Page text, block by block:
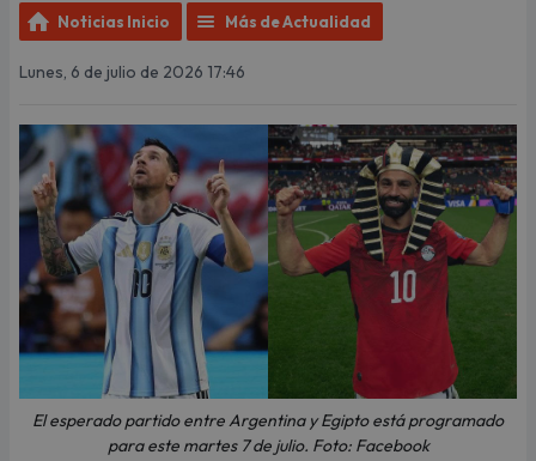
Noticias Inicio Más de Actualidad
Lunes, 6 de julio de 2026 17:46
El esperado partido entre Argentina y Egipto está programado
para este martes 7 de julio. Foto: Facebook